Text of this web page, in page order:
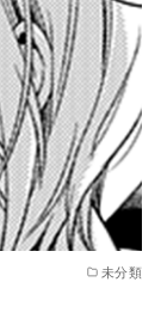
未分類